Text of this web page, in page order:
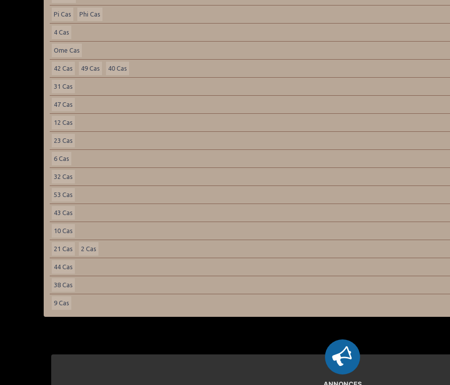
Pi Cas Phi Cas
4 Cas
Ome Cas
42 Cas 49 Cas 40 Cas
31 Cas
47 Cas
12 Cas
23 Cas
6 Cas
32 Cas
53 Cas
43 Cas
10 Cas
21 Cas 2 Cas
44 Cas
38 Cas
9 Cas